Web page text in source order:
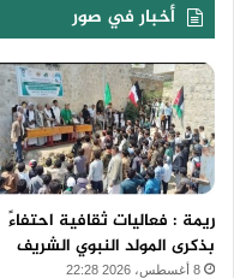
أخبار في صور
ريمة : فعاليات ثقافية احتفاءً
بذكرى المولد النبوي الشريف
8 أغسطس، 2026 22:28